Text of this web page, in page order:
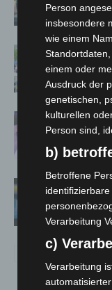
von
Person
insbesondere
wie einem
einem oder
Ausdruck der
genetischen,
kulturellen
Person sind,
b)
Betroffene
Verarbeitung
c)
Verarbeitung